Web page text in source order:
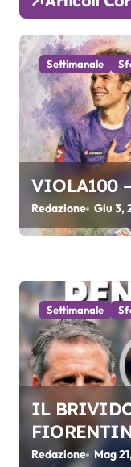
z
i
o
n
e
a
i
c
o
l
i
Settimanale
VIOLA100
Redazione Giu 3,
Settimanale
IL
05-2026
Redazione Mag